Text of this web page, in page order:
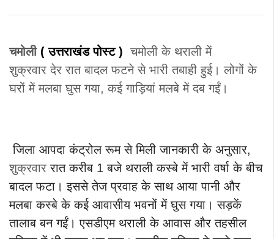
चमोली ( उत्तराखंड पोस्ट ) चमोली के थराली में
शुक्रवार देर रात बादल फटने से भारी तबाही हुई। लोगों के
घरों में मलबा घुस गया, कई गाड़ियां मलबे में दब गईं।
जिला आपदा कंट्रोल रूम से मिली जानकारी के अनुसार,
शुक्रवाररात करीब 1 बजे थराली कस्बे में भारी वर्षा के बीच
बादल फटा। इससे तेज प्रवाह के साथ आया पानी और
मलबा कस्बे के कई आवासीय भवनों में घुस गया। सड़कें
तालाब बन गईं। एसडीएम थराली के आवास और तहसील